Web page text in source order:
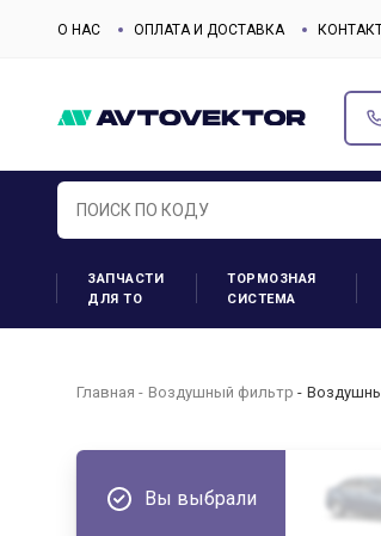
О НАС ОПЛАТА И ДОСТАВКА
ЗАПЧАСТИ
ДЛЯ ТО
ТОРМОЗНАЯ
СИСТЕМА
Главная Воздушный фильтр
Вы выбрали